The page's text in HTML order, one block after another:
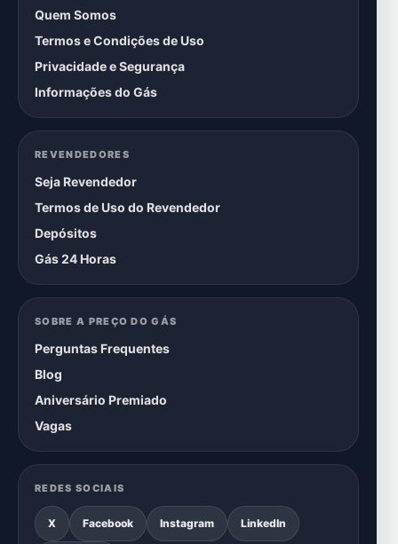
Quem Somos
Termos e Condições de Uso
Privacidade e Segurança
Informações do Gás
REVENDEDORES
Seja Revendedor
Termos de Uso do Revendedor
Depósitos
Gás 24 Horas
SOBRE A PREÇO DO GÁS
Perguntas Frequentes
Blog
Aniversário Premiado
Vagas
REDES SOCIAIS
X Facebook Instagram LinkedIn